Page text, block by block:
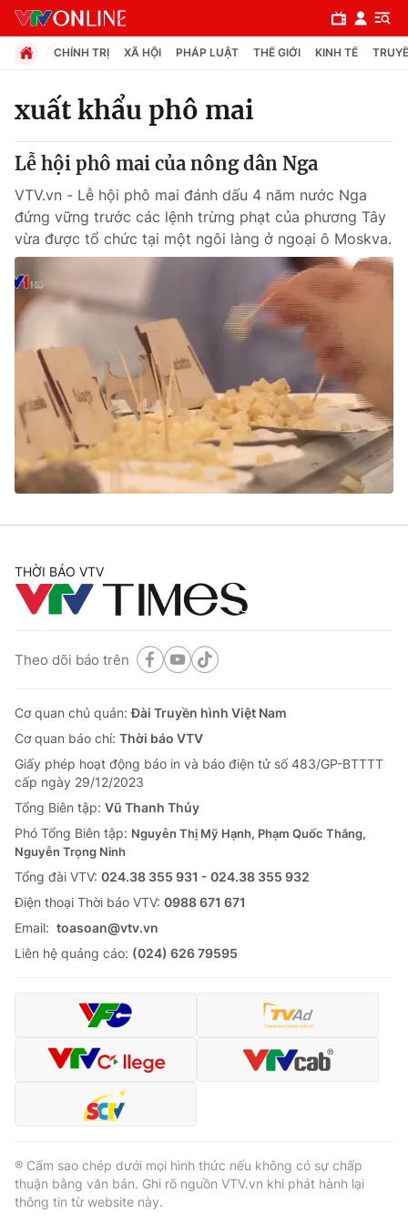
Chuyên mục
Xã hội
Pháp luật
Y tế
Thế giới
Tin tức
Thế giới đó đây
Kinh tế
Tài chính
Thị trường
Dữ liệu và đời sống
Phim VTV
Nhân vật
Giải sao mai
Giải trí
Sao
Đời sống
Làm đẹp
Chất lượng cuộc sống
Giáo dục
Tuyển sinh
Học trực tuyến
Công nghệ
Hitech Công nghệ tương lai
Sản phẩm
Thị trường
Tư vấn
Giao lưu trực tuyến
Lịch phát sóng
Chuyên mục khác
Infographic
Shorts video
VTV Sức khoẻ Bất động sản
CHÍNH TRỊ XÃ HỘI PHÁP LUẬT THẾ GIỚI KINH TẾ
xuất khẩu phô mai
Lễ hội phô mai của nông dân Nga
VTV.vn - Lễ hội phô mai đánh dấu 4 năm nước Nga
đứng vững trước các lệnh trừng phạt của phương Tây
vừa được tổ chức tại một ngôi làng ở ngoại ô Moskva.
THỜI BÁO VTV
Theo dõi báo trên
Cơ quan chủ quản:Đài Truyền hình Việt Nam
Cơ quan báo chí: Thời báo VTV
Giấy phép hoạt động báo in và báo điện tử số 483/GP-BTTTT
cấp ngày 29/12/2023
Tổng Biên tập: Vũ Thanh Thủy
Phó Tổng Biên tập: Nguyễn Thị Mỹ Hạnh, Phạm Quốc Thắng,
Nguyễn Trọng Ninh
Tổng đài VTV: 024.38 355 931 - 024.38 355 932
Ðiện thoại Thời báo VTV: 0988 671 671
Email: toasoan@vtv.vn
Liên hệ quảng cáo: (024) 626 79595
® Cấm sao chép dưới mọi hình thức nếu không có sự chấp
thuận bằng văn bản. Ghi rõ nguồn VTV.vn khi phát hành lại
thông tin từ website này.